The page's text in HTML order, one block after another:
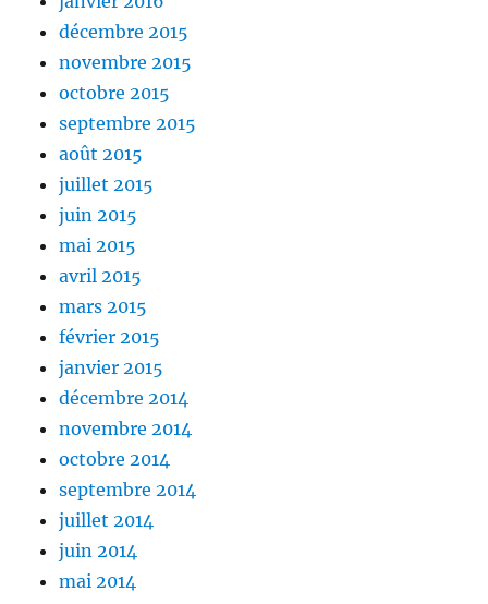
décembre 2015
novembre 2015
octobre 2015
septembre 2015
août 2015
juillet 2015
juin 2015
mai 2015
avril 2015
mars 2015
février 2015
janvier 2015
décembre 2014
novembre 2014
octobre 2014
septembre 2014
juillet 2014
juin 2014
mai 2014